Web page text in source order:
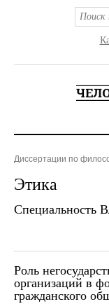
Диссертации по
Этика
Специальность
Роль
организаций в
гражданского